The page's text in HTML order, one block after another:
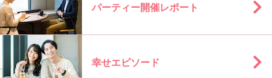
パーティー開催レポート
幸せエピソード